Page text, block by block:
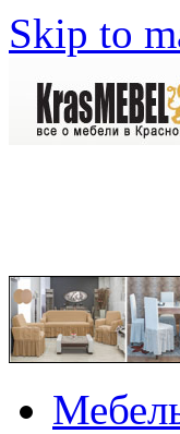
Skip to